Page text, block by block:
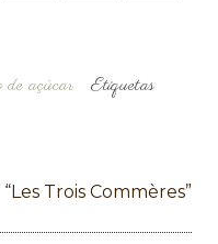
de açúcar
Etiquetas
“Les Trois Commères”